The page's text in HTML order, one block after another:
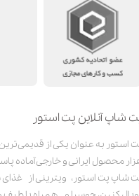
شاپ آنلاین پت استور
محصول ایرانی و خارجی
شاپ پت استور، ویترینی از